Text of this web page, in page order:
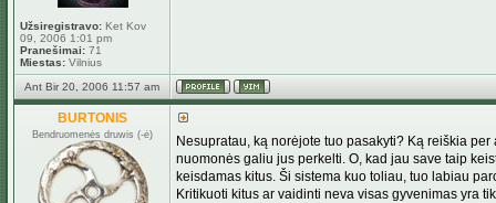
Užsiregistravo: Ket Kov
09, 2006 1:01 pm
Pranešimai: 71
Miestas: Vilnius
Ant Bir 20, 2006 11:57 am
BURTONIS
Bendruomenės druwis (-ė)
Nesupratau, ką norėjote tuo pasakyti? Ką reiškia
nuomonės galiu jus perkelti. O, kad jau save taip
keisdamas kitus. Ši sistema kuo toliau, tuo labiau
Kritikuoti kitus ar vaidinti neva visas gyvenimas yra